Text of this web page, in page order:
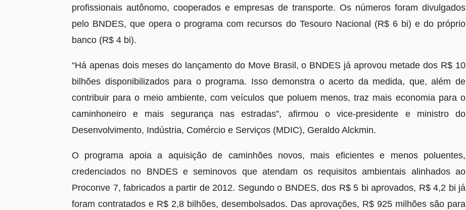
profissionais autônomo, cooperados e empresas de transporte. Os números foram divulgados
pelo BNDES, que opera o programa com recursos do Tesouro Nacional (R$ 6 bi) e do próprio
banco (R$ 4 bi).
“Há apenas dois meses do lançamento do Move Brasil, o BNDES já aprovou metade dos R$ 10
bilhões disponibilizados para o programa. Isso demonstra o acerto da medida, que, além de
contribuir para o meio ambiente, com veículos que poluem menos, traz mais economia para o
caminhoneiro e mais segurança nas estradas”, afirmou o vice-presidente e ministro do
Desenvolvimento, Indústria, Comércio e Serviços (MDIC), Geraldo Alckmin.
O programa apoia a aquisição de caminhões novos, mais eficientes e menos poluentes,
credenciados no BNDES e seminovos que atendam os requisitos ambientais alinhados ao
Proconve 7, fabricados a partir de 2012. Segundo o BNDES, dos R$ 5 bi aprovados, R$ 4,2 bi já
foram contratados e R$ 2,8 bilhões, desembolsados. Das aprovações, R$ 925 milhões são para